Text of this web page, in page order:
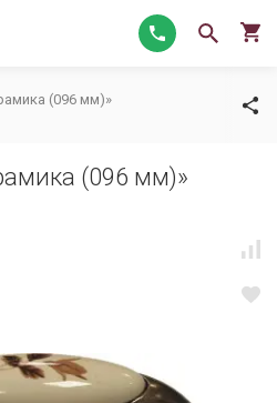
(096 мм)»
(096 мм)»